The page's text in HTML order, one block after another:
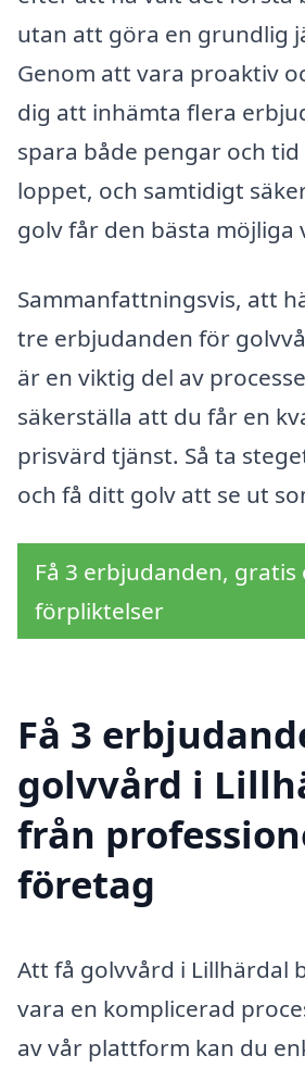
utan att göra en grundlig
Genom att vara proaktiv
dig att inhämta flera
spara både pengar och
loppet, och samtidigt
golv får den bästa möjliga
Sammanfattningsvis, att
tre erbjudanden för
är en viktig del av
säkerställa att du får en
prisvärd tjänst. Så ta
och få ditt golv att se ut
Få 3 erbjudanden, gratis
förpliktelser
Få 3
golvvård i
från
företag
Att få golvvård i Lillhärdal
vara en komplicerad
av vår plattform kan du